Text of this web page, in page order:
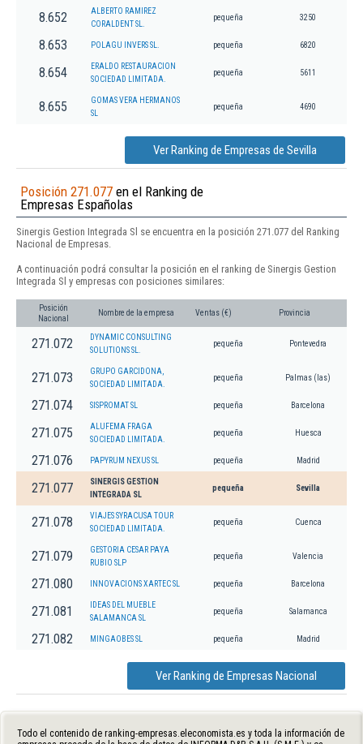
8.652
ALBERTO RAMIREZ
CORALDENT SL.
pequeña 3250
8.653 POLAGU INVERS SL. pequeña 6820
8.654
ERALDO RESTAURACION
SOCIEDAD LIMITADA.
pequeña 5611
8.655
GOMAS VERA HERMANOS
SL
pequeña 4690
Ver Ranking de Empresas de Sevilla
Posición 271.077 en el Ranking de
Empresas Españolas
Sinergis Gestion Integrada Sl se encuentra en la posición 271.077 del Ranking
Nacional de Empresas.
A continuación podrá consultar la posición en el ranking de Sinergis Gestion
Integrada Sl y empresas con posiciones similares:
Posición
Nacional
Nombre de la empresa Ventas (€) Provincia
271.072
DYNAMIC CONSULTING
SOLUTIONS SL.
pequeña Pontevedra
271.073
GRUPO GARCIDONA,
SOCIEDAD LIMITADA.
pequeña Palmas (las)
271.074 SISPROMAT SL pequeña Barcelona
271.075
ALUFEMA FRAGA
SOCIEDAD LIMITADA.
pequeña Huesca
271.076 PAPYRUM NEXUS SL pequeña Madrid
271.077
SINERGIS GESTION
INTEGRADA SL
pequeña Sevilla
271.078
VIAJES SYRACUSA TOUR
SOCIEDAD LIMITADA.
pequeña Cuenca
271.079
GESTORIA CESAR PAYA
RUBIO SLP
pequeña Valencia
271.080 INNOVACIONS XARTEC SL pequeña Barcelona
271.081
IDEAS DEL MUEBLE
SALAMANCA SL
pequeña Salamanca
271.082 MINGAOBES SL pequeña Madrid
Ver Ranking de Empresas Nacional
Todo el contenido de ranking-empresas.eleconomista.es y toda la información de